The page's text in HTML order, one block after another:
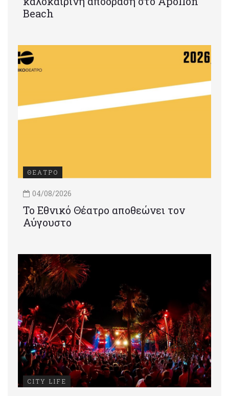
Beach
ΘΕΑΤΡΟ
04/08/2026
Το Εθνικό Θέατρο αποθεώνει τον
Αύγουστο
CITY LIFE